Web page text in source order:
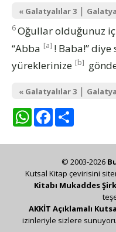
« Galatyalılar 3 |
6Oğullar olduğunuz
“Abba [a] ! Baba!”
yüreklerinize [b]
« Galatyalılar 3 |
WhatsAppFacebook
© 2003-2026
Kutsal Kitap çevirisini
Kitabı Mukaddes
AKKİT Açıklamalı
izinleriyle sizlere